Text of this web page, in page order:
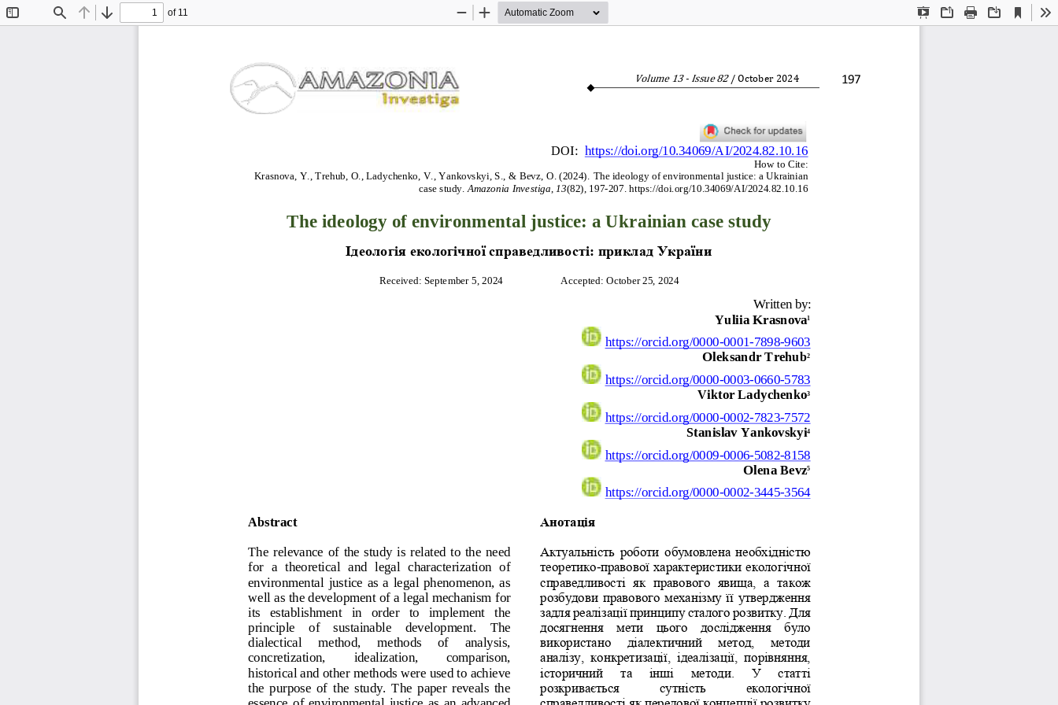
Find Previous
Next
of 11
Presentation
OpenPrint Download
Current
View
Zoom
Zoom
Volume 13 - Issue 82 / October 2024 197
DOI: https://doi.org/10.34069/AI/2024.82.10.16
How to Cite:
Krasnova, Y., Trehub, O., Ladychenko, V., Yankovskyi, S., & Bevz, O . (2024). The ideology of environmental justice: a Ukrainian
case study. Amazonia Investiga 13(82), 197-207 . https://doi.org/10.34069/AI/2024.82.10.16
The ideology of environmental justice: a Ukrainian case study
Ідеологія екологічної справедливості: приклад України
Received: September 5 , 2024                      Accepted: October 25 , 2024
Written by:
Yuliia Krasnova1
https://orcid.org/0000-0001-7898-9603
Oleksandr Trehub2
https://orcid.org/0000-0003-0660-5783
Viktor Ladychenko3
https://orcid.org/0000-0002-7823-7572
Stanislav Yankovskyi4
https://orcid.org/0009-0006-5082-8158
Olena Bevz5
https://orcid.org/0000-0002-3445-3564
Abstract
The  relevance  of  the  study  is  related  to  the  need
for  a  theoretical  and  legal  characterization  of
environmental  justice  as  a  legal  phenomenon,  as
well as the development of a legal mechanism for
its   establishment   in   order   to   implement   the
principle    of    sustainable    development.    The
dialectical     method,     methods     of     analysis,
concretization,
idealization,
comparison,
historical and other methods were used to achieve
the  purpose  of  the  study.  The  paper  reveals  the
essence  of  environmental  justice  as  an  advanced
Анотація
Актуальність роботи обумовлена необхідністю
теоретико-правової характеристики екологічної
справедливості  як  правового  явища,  а  також
розбудови правового механізму її утвердження
задля реалізації принципу сталого розвитку. Для
досягнення  мети  цього  дослідження  було
використано
діалектичний   метод,   методи
аналізу,  конкретизації,  ідеалізації,  порівняння,
історичний   та   інші   методи.   У   статті
розкривається
сутність
екологічної
справедливості як передової концепції розвитку